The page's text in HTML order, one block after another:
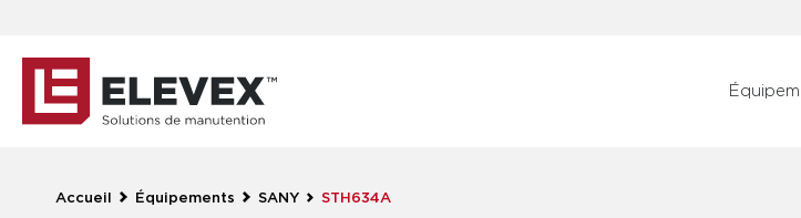
Accueil Équipements SANY STH634A